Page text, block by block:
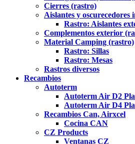
Cierres (rastro)
Aislantes y oscurecedores
Rastro: Aislantes
Complementos exterior
Material Camping (rastro)
Rastro: Sillas
Rastro: Mesas
Rastros diversos
Recambios
Autoterm
Autoterm Air D2
Autoterm Air D4
Recambios Can, Airxcel
Cocina CAN
CZ Products
Ventanas CZ